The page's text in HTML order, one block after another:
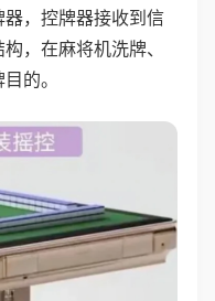
，控牌器接收到信
，在麻将机洗牌、
的。